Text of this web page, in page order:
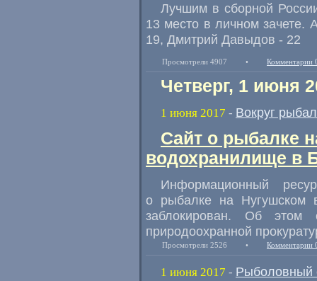
Лучшим в сборной
13 место в личном
19, Дмитрий Давыдов - 22
Просмотрели 4907 • Комментарии
Четверг, 1 июня
1 июня 2017 - Вокруг
Сайт о рыбалке
водохранилище в
Информационный
о рыбалке на Нугушском
заблокирован. Об этом
природоохранной
Просмотрели 2526 • Комментарии
1 июня 2017 - Рыболовный